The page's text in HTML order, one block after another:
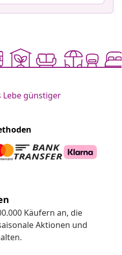
Lebe günstiger
Käufern an, die
Aktionen und